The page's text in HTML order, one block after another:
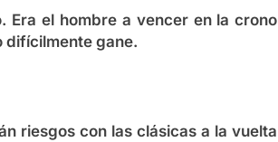
Era el hombre a vencer en la crono
difícilmente gane.
riesgos con las clásicas a la vuelta